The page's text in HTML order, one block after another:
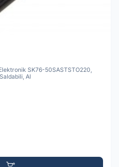
SK76-50SASTSTO220,
Al